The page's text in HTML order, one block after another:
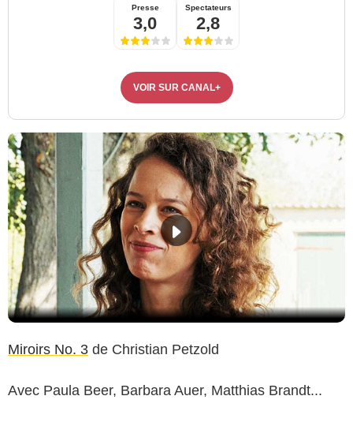
Presse
3,0
Spectateurs
2,8
VOIR SUR CANAL+
Miroirs No. 3 de Christian Petzold
Avec Paula Beer, Barbara Auer, Matthias Brandt...